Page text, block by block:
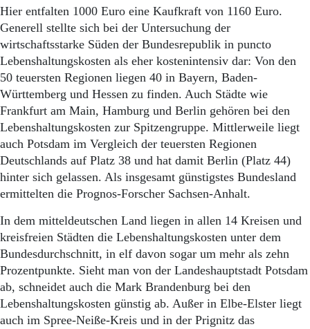
Abo Prämien
Archiv
Mediadaten
Kontakt
Impressum
Datenschutz
Hier entfalten 1000 Euro eine Kaufkraft von 1160 Euro.
Generell stellte sich bei der Untersuchung der
wirtschaftsstarke Süden der Bundesrepublik in puncto
Lebenshaltungskosten als eher kostenintensiv dar: Von den
50 teuersten Regionen liegen 40 in Bayern, Baden-
Württemberg und Hessen zu finden. Auch Städte wie
Frankfurt am Main, Hamburg und Berlin gehören bei den
Lebenshaltungskosten zur Spitzengruppe. Mittlerweile liegt
auch Potsdam im Vergleich der teuersten Regionen
Deutschlands auf Platz 38 und hat damit Berlin (Platz 44)
hinter sich gelassen. Als insgesamt günstigstes Bundesland
ermittelten die Prognos-Forscher Sachsen-Anhalt.
In dem mitteldeutschen Land liegen in allen 14 Kreisen und
kreisfreien Städten die Lebenshaltungskosten unter dem
Bundesdurchschnitt, in elf davon sogar um mehr als zehn
Prozentpunkte. Sieht man von der Landeshauptstadt Potsdam
ab, schneidet auch die Mark Brandenburg bei den
Lebenshaltungskosten günstig ab. Außer in Elbe-Elster liegt
auch im Spree-Neiße-Kreis und in der Prignitz das